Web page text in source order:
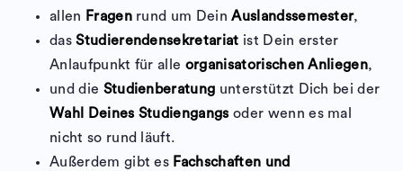
allen Fragenrund um DeinAuslandssemester,
dasStudierendensekretariat ist Dein erster
Anlaufpunkt für alle organisatorischen Anliegen,
und die Studienberatung unterstützt Dich bei der
Wahl Deines Studiengangsoder wenn es mal
nicht so rund läuft.
Außerdem gibt es Fachschaften und